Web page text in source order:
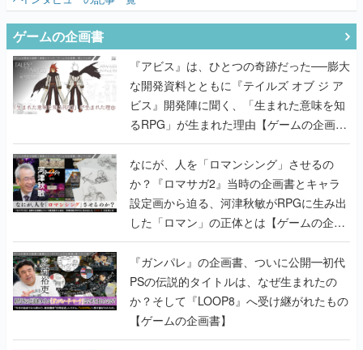
ゲームの企画書
『アビス』は、ひとつの奇跡だった──膨大
な開発資料とともに『テイルズ オブ ジ ア
ビス』開発陣に聞く、「生まれた意味を知
るRPG」が生まれた理由【ゲームの企画
書】
なにが、人を「ロマンシング」させるの
か？『ロマサガ2』当時の企画書とキャラ
設定画から迫る、河津秋敏がRPGに生み出
した「ロマン」の正体とは【ゲームの企画
書】
『ガンパレ』の企画書、ついに公開━初代
PSの伝説的タイトルは、なぜ生まれたの
か？そして『LOOP8』へ受け継がれたもの
【ゲームの企画書】